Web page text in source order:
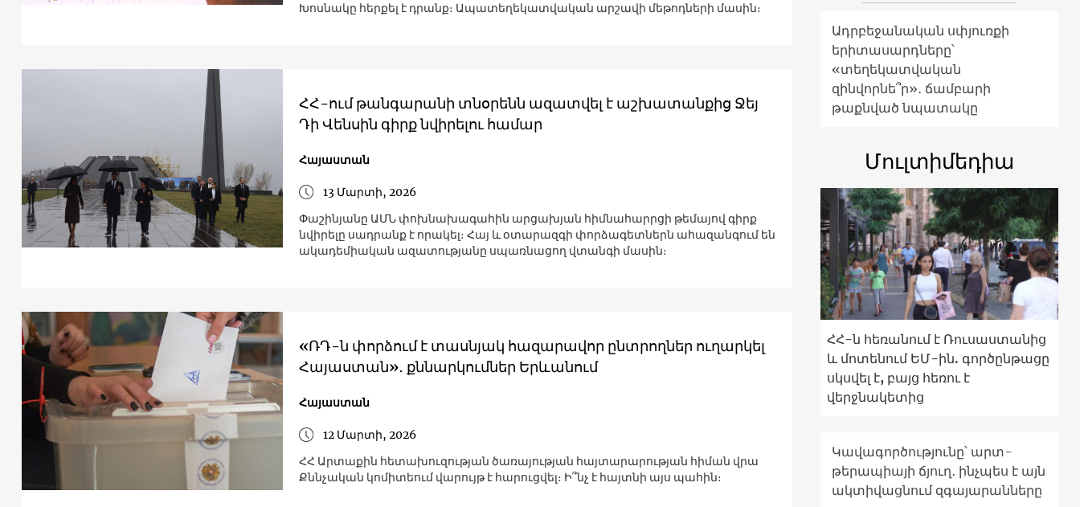
Խոսնակը հերքել է դրանք։ Ապատեղեկատվական արշավի մեթոդների մասին։
ՀՀ-ում թանգարանի տնօրենն ազատվել է աշխատանքից Ջեյ
Դի Վենսին գիրք նվիրելու համար
Հայաստան
13 Մարտի, 2026
Փաշինյանը ԱՄՆ փոխնախագահին արցախյան հիմնահարրցի թեմայով գիրք
նվիրելը սադրանք է որակել։ Հայ և օտարազգի փորձագետներն ահազանգում են
ակադեմիական ազատությանը սպառնացող վտանգի մասին։
«ՌԴ-ն փորձում է տասնյակ հազարավոր ընտրողներ ուղարկել
Հայաստան»․ քննարկումներ Երևանում
Հայաստան
12 Մարտի, 2026
ՀՀ Արտաքին հետախուզության ծառայության հայտարարության հիման վրա
Քննչական կոմիտեում վարույթ է հարուցվել։ Ի՞նչ է հայտնի այս պահին։
Ադրբեջանական սփյուռքի
երիտասարդները՝
«տեղեկատվական
զինվորնե՞ր»․ ճամբարի
թաքնված նպատակը
Մուլտիմեդիա
ՀՀ-ն հեռանում է Ռուսաստանից
և մոտենում ԵՄ-ին. գործընթացը
սկսվել է, բայց հեռու է
վերջնակետից
Կավագործությունը՝ արտ-
թերապիայի ճյուղ․ ինչպես է այն
ակտիվացնում զգայարանները